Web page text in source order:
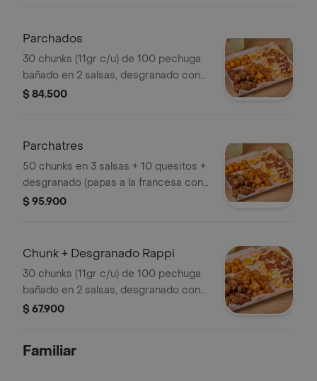
quesitos apanados
Parchados
30 chunks (11gr c/u) de 100 pechuga
bañado en 2 salsas, desgranado con
10 chunks bañados en salsa y 10
$ 84.500
Parchatres
50 chunks en 3 salsas + 10 quesitos +
desgranado (papas a la francesa con
maiz, queso y 10 chunks bañados en
$ 95.900
Chunk + Desgranado Rappi
30 chunks (11gr c/u) de 100 pechuga
bañado en 2 salsas, desgranado con
10 chunks bañados en salsa
$ 67.900
Familiar